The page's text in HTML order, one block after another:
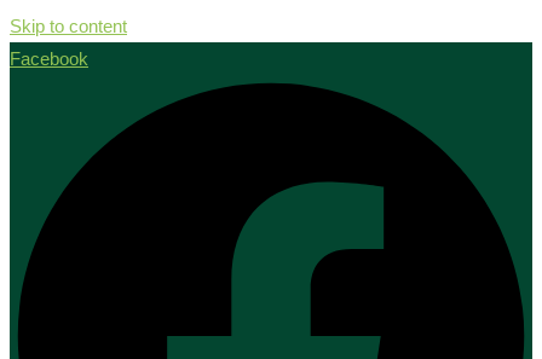
Skip to content
Facebook